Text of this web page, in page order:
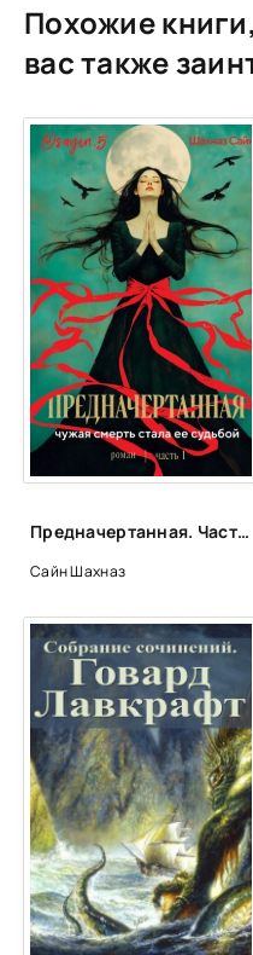
17
20
21
22
23
24
25
Похожие
вас также
Предначертанная. Часть 1 - Шахназ Сайн
Сайн Шахназ